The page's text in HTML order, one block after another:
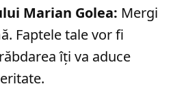
Marian Golea: Mergi
Faptele tale vor fi
îți va aduce